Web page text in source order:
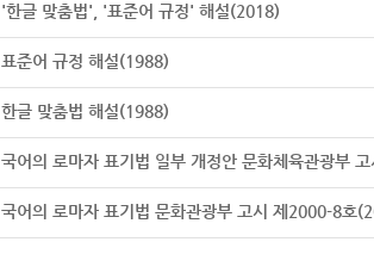
'한글 맞춤법', '표준어 규정' 해설(2018)
표준어 규정 해설(1988)
한글 맞춤법 해설(1988)
국어의 로마자 표기법 일부 개정안 문화체육관광부
국어의 로마자 표기법 문화관광부 고시 제2000-8호